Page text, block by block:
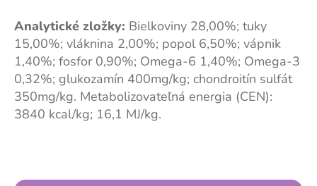
Analytické zložky: Bielkoviny 28,00%; tuky
15,00%; vláknina 2,00%; popol 6,50%; vápnik
1,40%; fosfor 0,90%; Omega-6 1,40%; Omega-3
0,32%; glukozamín 400mg/kg; chondroitín sulfát
350mg/kg. Metabolizovateľná energia (CEN):
3840 kcal/kg; 16,1 MJ/kg.